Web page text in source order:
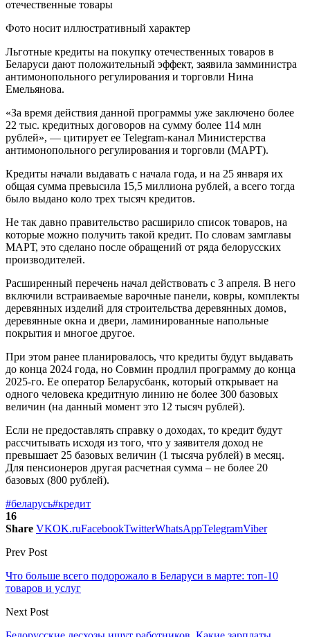
Фото носит иллюстративный характер
Льготные кредиты на покупку отечественных товаров в
Беларуси дают положительный эффект, заявила замминистра
антимонопольного регулирования и торговли Нина
Емельянова.
«За время действия данной программы уже заключено более
22 тыс. кредитных договоров на сумму более 114 млн
рублей», — цитирует ее Telegram-канал Министерства
антимонопольного регулирования и торговли (МАРТ).
Кредиты начали выдавать с начала года, и на 25 января их
общая сумма превысила 15,5 миллиона рублей, а всего тогда
было выдано коло трех тысяч кредитов.
Не так давно правительство расширило список товаров, на
которые можно получить такой кредит. По словам замглавы
МАРТ, это сделано после обращений от ряда белорусских
производителей.
Расширенный перечень начал действовать с 3 апреля. В него
включили встраиваемые варочные панели, ковры, комплекты
деревянных изделий для строительства деревянных домов,
деревянные окна и двери, ламинированные напольные
покрытия и многое другое.
При этом ранее планировалось, что кредиты будут выдавать
до конца 2024 года, но Совмин продлил программу до конца
2025-го. Ее оператор Беларусбанк, который открывает на
одного человека кредитную линию не более 300 базовых
величин (на данный момент это 12 тысяч рублей).
Если не предоставлять справку о доходах, то кредит будут
рассчитывать исходя из того, что у заявителя доход не
превышает 25 базовых величин (1 тысяча рублей) в месяц.
Для пенсионеров другая расчетная сумма – не более 20
базовых (800 рублей).
#беларусь#кредит
16
Share VKOK.ruFacebookTwitterWhatsAppTelegramViber
Prev Post
Что больше всего подорожало в Беларуси в марте: топ-10
товаров и услуг
Next Post